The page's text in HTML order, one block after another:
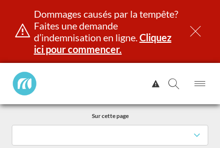
Aller
Dommages causés par la tempête?
Faites une demande
d’indemnisation en ligne.Cliquez
ici pour commencer.
Manitoba
Public
Afficher
l'alerte.
la
le
Indemnisation
Sur cette page